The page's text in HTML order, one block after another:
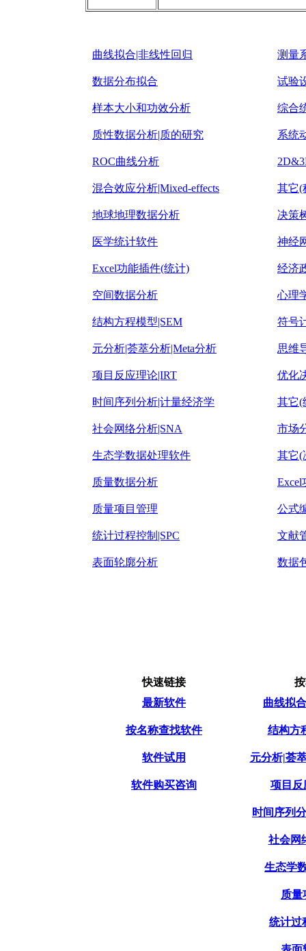
曲线拟合|非线性回归
数据分布拟合
样本大小和功效分析
质性数据分析|质的研究
ROC曲线分析
混合效应分析|Mixed-effects
地球地理数据分析
医学统计软件
Excel功能插件(统计)
空间数据分析
结构方程模型|SEM
元分析|荟萃分析|Meta分析
项目反应理论|IRT
时间序列分析|计量经济学
社会网络分析|SNA
生态学数据处理软件
质量数据分析
质量项目管理
统计过程控制|SPC
表面轮廓分析
测量
试验
综合
系统
其它(
决策
神经
经济
心理
符号
思维
优化
其它(
市场
其它(
Excel
公式
文献
数据
快速链接
最新软件
按名称查找软件
软件试用
软件购买咨询
曲线拟
结构方
元分析|荟
项目反
时间序列
社会网
生态学
质量
统计过